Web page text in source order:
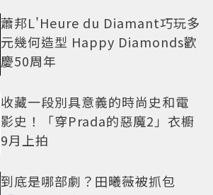
蕭邦L'Heure du Diamant巧玩多
元幾何造型 Happy Diamonds歡
慶50周年
收藏一段別具意義的時尚史和電
影史！「穿Prada的惡魔2」衣櫥
9月上拍
到底是哪部劇？田曦薇被抓包